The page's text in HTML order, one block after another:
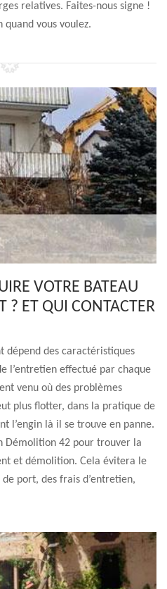
relatives. Faites-nous signe !
quand vous voulez.
VOTRE BATEAU
? ET QUI CONTACTER
dépend des caractéristiques
l’entretien effectué par chaque
venu où des problèmes
plus flotter, dans la pratique de
l’engin là il se trouve en panne.
Démolition 42 pour trouver la
et démolition. Cela évitera le
port, des frais d’entretien,